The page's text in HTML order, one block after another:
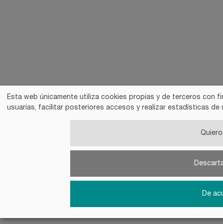
Esta web únicamente utiliza cookies propias y de terceros con
usuarias, facilitar posteriores accesos y realizar estadísticas
De